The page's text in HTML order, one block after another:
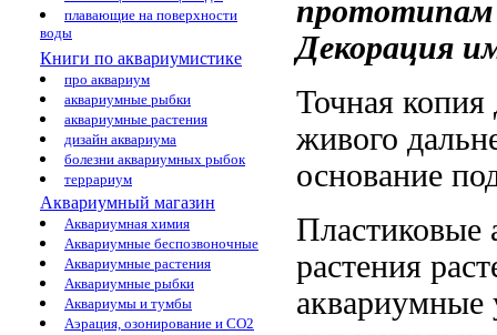
плавающие на поверхности
воды
Книги по аквариумистике
про аквариум
аквариумные рыбки
аквариумные растения
дизайн аквариума
болезни аквариумных рыбок
террариум
Аквариумный магазин
Аквариумная химия
Аквариумные беспозвоночные
Аквариумные растения
Аквариумные рыбки
Аквариумы и тумбы
Аэрация, озонирование и CO2
прототипам
Декорация
Точная копия
живого
основание
растения
аквариумные